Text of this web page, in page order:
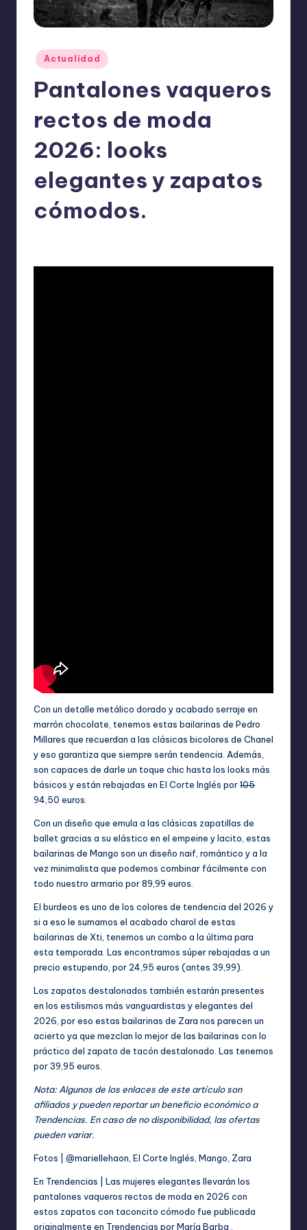
Publicado
en
Actualidad
Pantalones vaqueros
rectos de moda
2026: looks
elegantes y zapatos
cómodos.
Con un detalle metálico dorado y acabado serraje en
marrón chocolate, tenemos estas bailarinas de Pedro
Millares que recuerdan a las clásicas bicolores de Chanel
y eso garantiza que siempre serán tendencia. Además,
son capaces de darle un toque chic hasta los looks más
básicos y están rebajadas en El Corte Inglés por105
94,50 euros.
Con un diseño que emula a las clásicas zapatillas de
ballet gracias a su elástico en el empeine y lacito, estas
bailarinas de Mango son un diseño naif, romántico y a la
vez minimalista que podemos combinar fácilmente con
todo nuestro armario por 89,99 euros.
El burdeos es uno de los colores de tendencia del 2026 y
si a eso le sumamos el acabado charol de estas
bailarinas de Xti, tenemos un combo a la última para
esta temporada. Las encontramos súper rebajadas a un
precio estupendo, por 24,95 euros (antes 39,99).
Los zapatos destalonados también estarán presentes
en los estilismos más vanguardistas y elegantes del
2026, por eso estas bailarinas de Zara nos parecen un
acierto ya que mezclan lo mejor de las bailarinas con lo
práctico del zapato de tacón destalonado. Las tenemos
por 39,95 euros.
Nota: Algunos de los enlaces de este artículo son
afiliados y pueden reportar un beneficio económico a
Trendencias. En caso de no disponibilidad, las ofertas
pueden variar.
Fotos | @mariellehaon, El Corte Inglés, Mango, Zara
En Trendencias | Las mujeres elegantes llevarán los
pantalones vaqueros rectos de moda en 2026 con
estos zapatos con taconcito cómodo fue publicada
originalmente en Trendencias porMaría Barba .